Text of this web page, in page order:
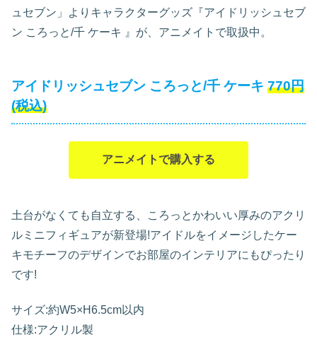
ュセブン」よりキャラクターグッズ『アイドリッシュセブ
ン ころっと/千 ケーキ 』が、アニメイトで取扱中。
アイドリッシュセブン ころっと/千 ケーキ 770円
(税込)
アニメイトで購入する
土台がなくても自立する、ころっとかわいい厚みのアクリ
ルミニフィギュアが新登場!アイドルをイメージしたケー
キモチーフのデザインでお部屋のインテリアにもぴったり
です!
サイズ:約W5×H6.5cm以内
仕様:アクリル製